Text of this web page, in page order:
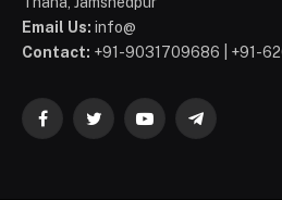
Email Us: info@
Contact: +91-9031709686 | +91-
FacebookTwitterYouTubeTelegram